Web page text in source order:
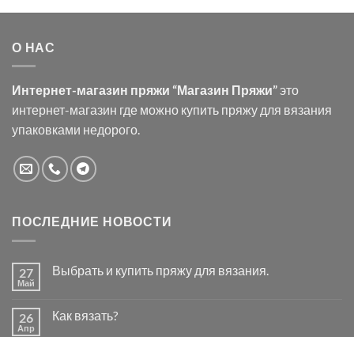
О НАС
Интернет-магазин пряжи “Магазин Пряжи”это
интернет-магазин где можно купить пряжу для вязания
упаковками недорого.
ПОСЛЕДНИЕ НОВОСТИ
27
Май
Выбрать и купить пряжу для вязания.
Выбрать
26
Апр
Как вязать?